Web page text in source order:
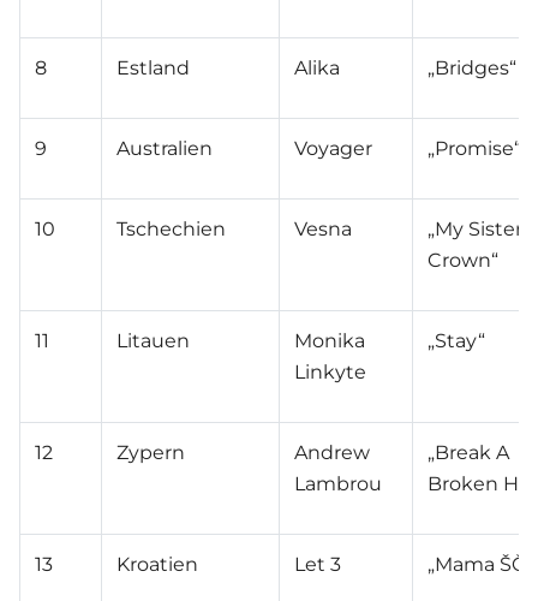
8 Estland Alika „Bridges“
9 Australien Voyager „Promise“
10 Tschechien Vesna
„My Sister's
Crown“
11 Litauen
Monika
Linkyte
„Stay“
12 Zypern
Andrew
Lambrou
„Break A
Broken
13 Kroatien Let 3 „Mama ŠČ“